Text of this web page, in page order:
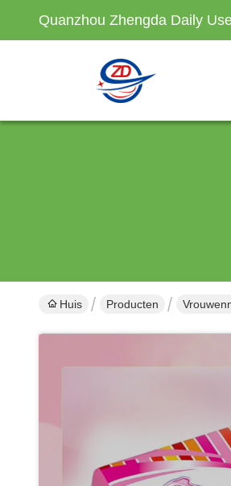
Quanzhou Zhengda Daily
Huis Producten